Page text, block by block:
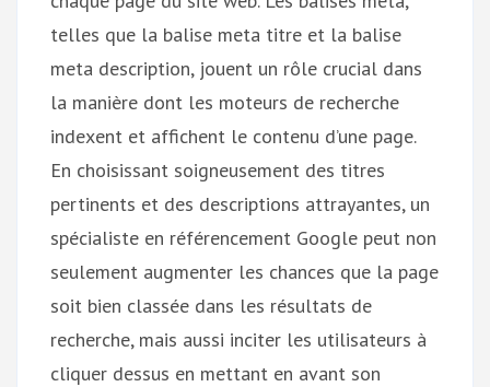
telles que la balise meta titre et la balise
meta description, jouent un rôle crucial dans
la manière dont les moteurs de recherche
indexent et affichent le contenu d’une page.
En choisissant soigneusement des titres
pertinents et des descriptions attrayantes, un
spécialiste en référencement Google peut non
seulement augmenter les chances que la page
soit bien classée dans les résultats de
recherche, mais aussi inciter les utilisateurs à
cliquer dessus en mettant en avant son